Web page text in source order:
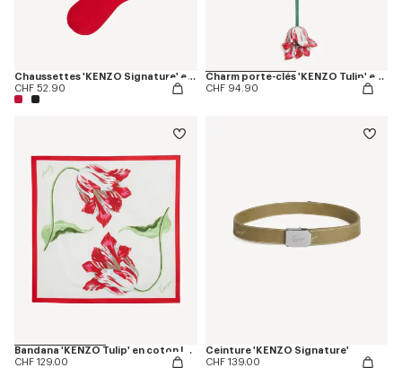
Chaussettes 'KENZO Signature' en coton
CHF 52.90
Charm porte-clés 'KENZO Tulip' en cuir
CHF 94.90
Bandana 'KENZO Tulip' en coton léger
CHF 129.00
Ceinture 'KENZO Signature'
CHF 139.00